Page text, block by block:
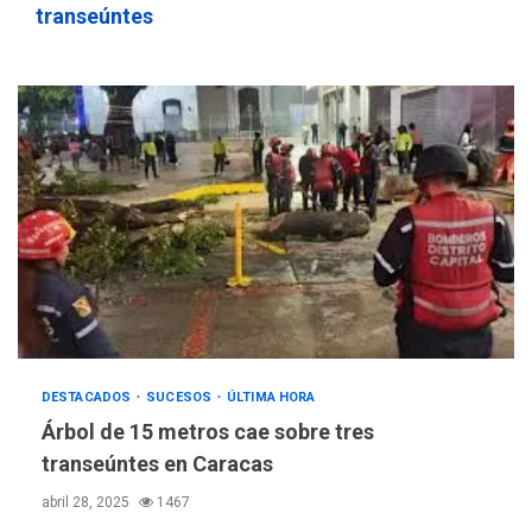
transeúntes
DESTACADOS SUCESOS ÚLTIMA HORA
Árbol de 15 metros cae sobre tres
transeúntes en Caracas
abril 28, 2025 1467
3
ÚLTIMA HORA
Hutíes de Yemen dicen que
atacaron dos petroleros